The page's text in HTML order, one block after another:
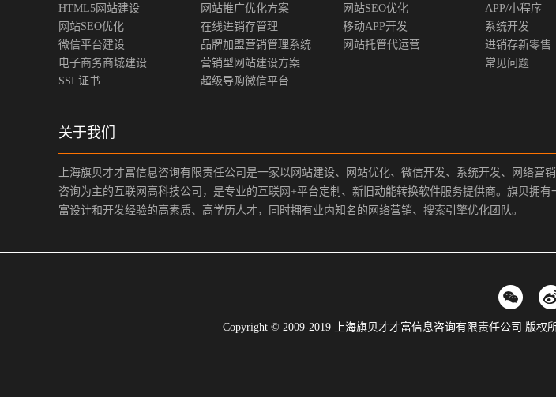
HTML5网站建设
网站SEO优化
微信平台建设
电子商务商城建设
SSL证书
网站推广优化方案
在线进销存管理
品牌加盟营销管理系统
营销型网站建设方案
超级导购微信平台
网站SEO优化
移动APP开发
网站托管代运营
APP/小程序
系统开发
进销存新零售
常见问题
关于我们
上海旗贝才才富信息咨询有限责任公司是一家以网站建设、网站优化、微信开发、系统开发、网络营
咨询为主的互联网高科技公司，是专业的互联网+平台定制、新旧动能转换软件服务提供商。旗贝拥有
富设计和开发经验的高素质、高学历人才，同时拥有业内知名的网络营销、搜索引擎优化团队。
Copyright © 2009-2019 上海旗贝才才富信息咨询有限责任公司 版